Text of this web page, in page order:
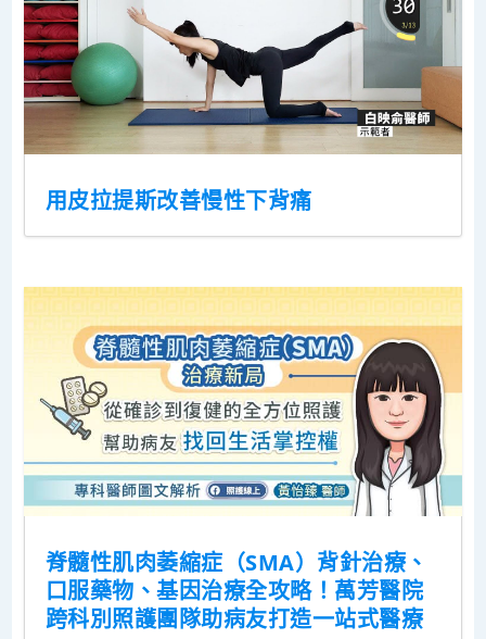
用皮拉提斯改善慢性下背痛
脊髓性肌肉萎縮症（SMA）背針治療、
口服藥物、基因治療全攻略！萬芳醫院
跨科別照護團隊助病友打造一站式醫療